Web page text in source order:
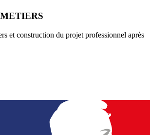
et construction du projet professionnel après